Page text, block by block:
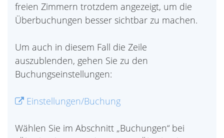
freien Zimmern trotzdem angezeigt, um die
Überbuchungen besser sichtbar zu machen.
Um auch in diesem Fall die Zeile
auszublenden, gehen Sie zu den
Buchungseinstellungen:
Einstellungen/Buchung
Wählen Sie im Abschnitt „Buchungen“ bei